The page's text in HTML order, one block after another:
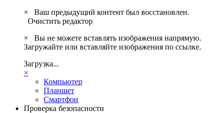
×
Ваш предыдущий контент был восстановлен.
Очистить редактор
×
Вы не можете вставлять изображения напрямую.
Загружайте или вставляйте изображения по ссылке.
Загрузка...
×
Компьютер
Планшет
Смартфон
Проверка безопасности